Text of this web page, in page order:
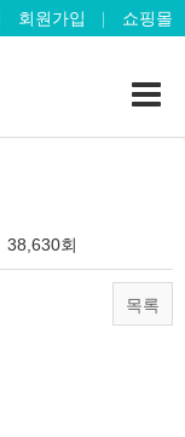
회원가입 쇼핑몰
38,630회
목록